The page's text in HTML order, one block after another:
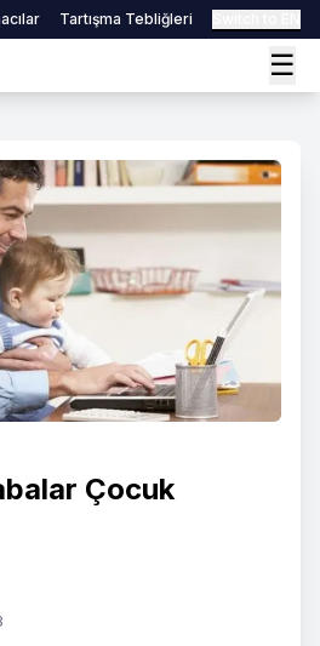
Tartışma Tebliğleri
☰
Çocuk